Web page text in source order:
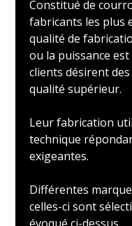
Constitué de
fabricants les plus
qualité de
ou la puissance
clients désirent
qualité supérieur.
Leur fabrication
technique
exigeantes.
Différentes
celles-ci sont